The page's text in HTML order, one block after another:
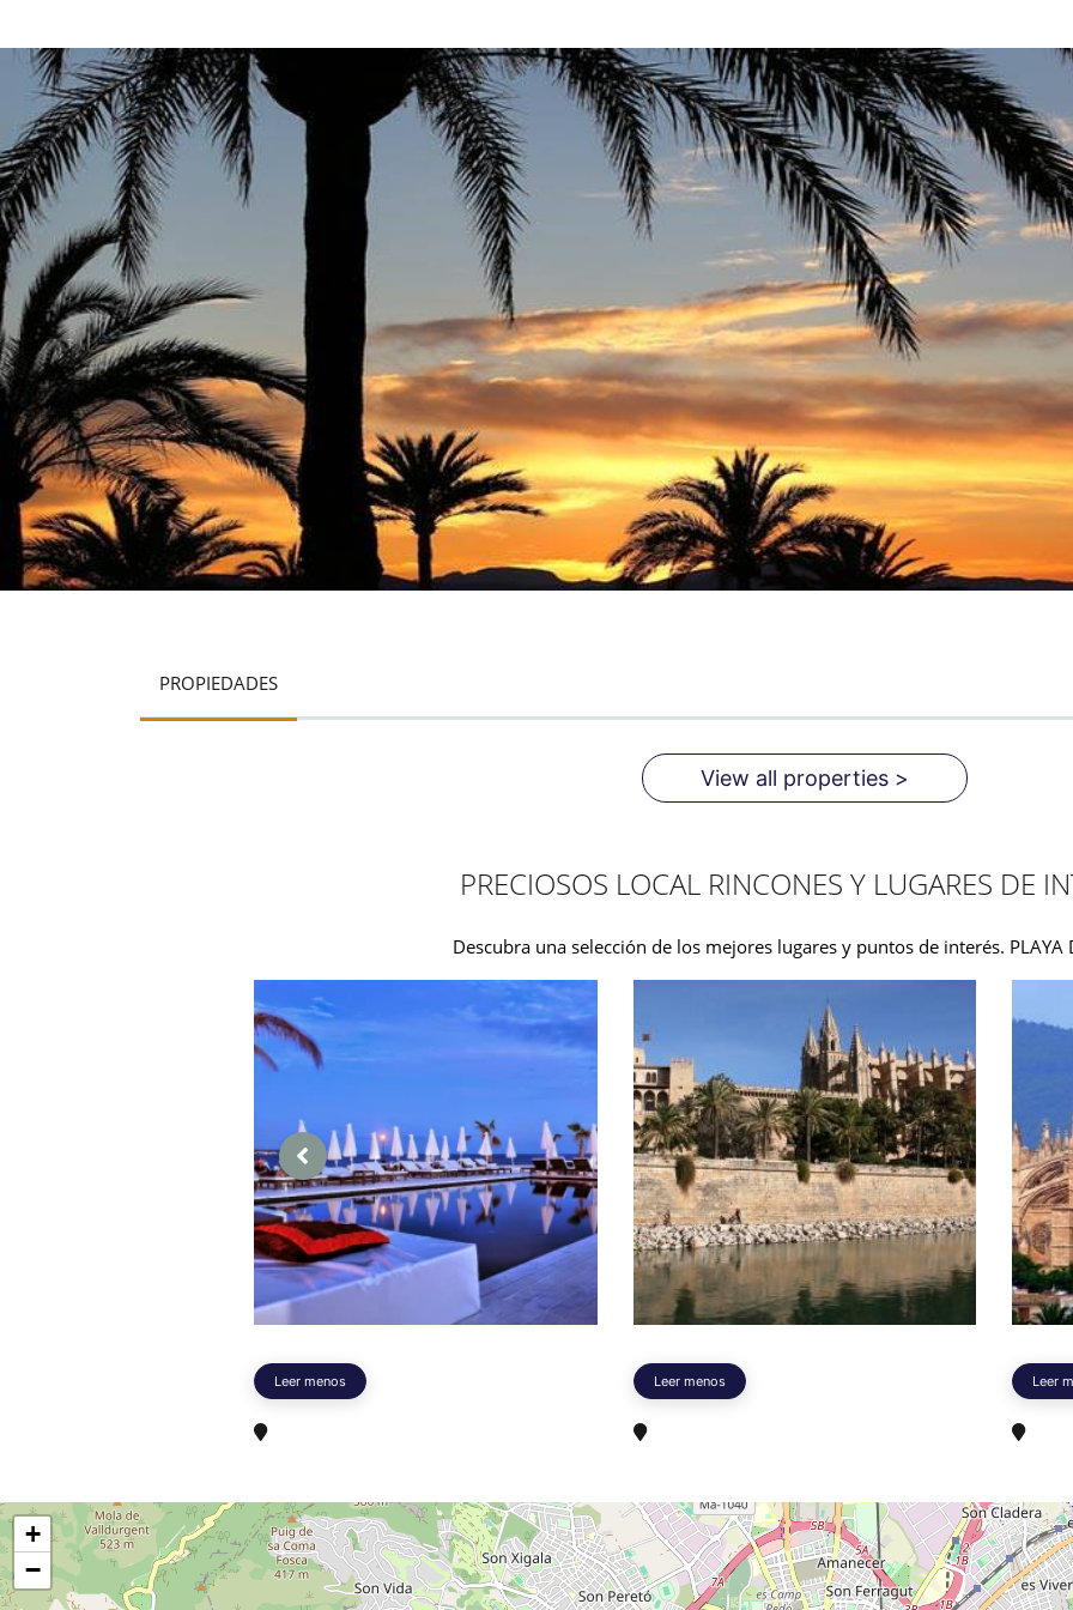
PROPIEDADES
View all properties >
PRECIOSOS LOCAL RINCONES Y LUGARES DE
Descubra una selección de los mejores lugares y puntos de interés. PLAYA
Leer menos Leer menos Leer
+
−